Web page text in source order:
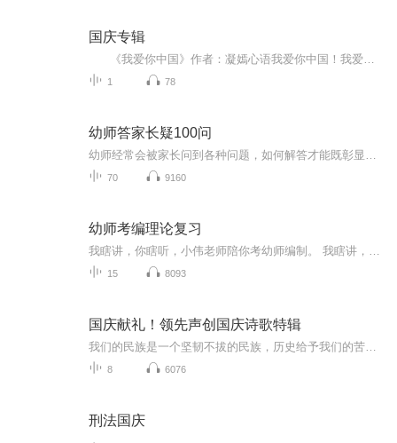
国庆专辑
1 78
幼师答家长疑100问
70 9160
幼师考编理论复习
15 8093
国庆献礼！领先声创国庆诗歌特辑
8 6076
刑法国庆